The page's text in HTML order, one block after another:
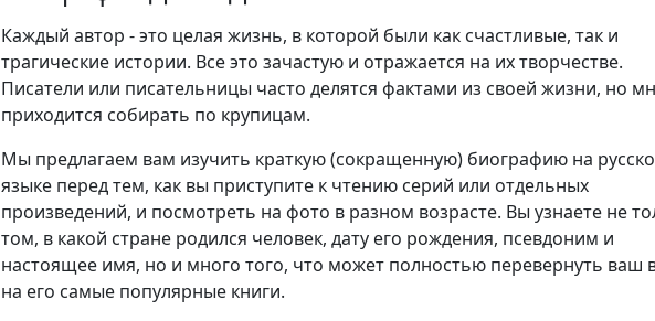
Каждый автор - это целая жизнь, в которой были как счастливые, так и
трагические истории. Все это зачастую и отражается на их творчестве.
Писатели или писательницы часто делятся фактами из своей жизни, но
приходится собирать по крупицам.
Мы предлагаем вам изучить краткую (сокращенную) биографию на
языке перед тем, как вы приступите к чтению серий или отдельных
произведений, и посмотреть на фото в разном возрасте. Вы узнаете не
том, в какой стране родился человек, дату его рождения, псевдоним и
настоящее имя, но и много того, что может полностью перевернуть ваш
на его самые популярные книги.